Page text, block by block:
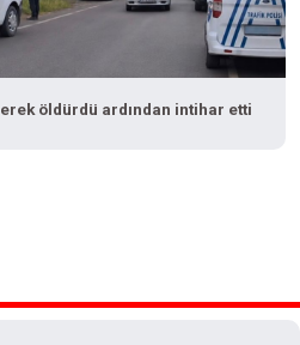
öldürdü ardından intihar etti